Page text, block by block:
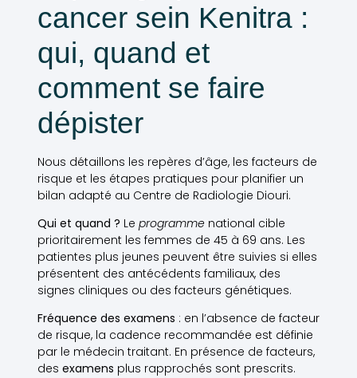
cancer sein Kenitra :
qui, quand et
comment se faire
dépister
Nous détaillons les repères d’âge, les facteurs de
risque et les étapes pratiques pour planifier un
bilan adapté au Centre de Radiologie Diouri.
Qui et quand ? Le programmenational cible
prioritairement les femmes de 45 à 69 ans. Les
patientes plus jeunes peuvent être suivies si elles
présentent des antécédents familiaux, des
signes cliniques ou des facteurs génétiques.
Fréquence des examens : en l’absence de facteur
de risque, la cadence recommandée est définie
par le médecin traitant. En présence de facteurs,
des examens plus rapprochés sont prescrits.